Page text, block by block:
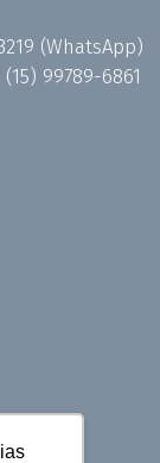
(WhatsApp)
(15) 99789-6861